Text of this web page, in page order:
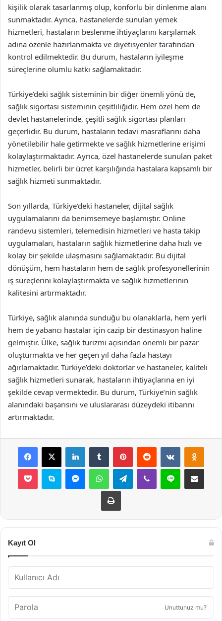
kişilik olarak tasarlanmış olup, konforlu bir dinlenme alanı
sunmaktadır. Ayrıca, hastanelerde sunulan yemek
hizmetleri, hastaların beslenme ihtiyaçlarını karşılamak
adına özenle hazırlanmakta ve diyetisyenler tarafından
kontrol edilmektedir. Bu durum, hastaların iyileşme
süreçlerine olumlu katkı sağlamaktadır.
Türkiye’deki sağlık sisteminin bir diğer önemli yönü de,
sağlık sigortası sisteminin çeşitliliğidir. Hem özel hem de
devlet hastanelerinde, çeşitli sağlık sigortası planları
geçerlidir. Bu durum, hastaların tedavi masraflarını daha
yönetilebilir hale getirmekte ve sağlık hizmetlerine erişimi
kolaylaştırmaktadır. Ayrıca, özel hastanelerde sunulan paket
hizmetler, belirli bir ücret karşılığında hastalara kapsamlı bir
sağlık hizmeti sunmaktadır.
Son yıllarda, Türkiye’deki hastaneler, dijital sağlık
uygulamalarını da benimsemeye başlamıştır. Online
randevu sistemleri, telemedisin hizmetleri ve hasta takip
uygulamaları, hastaların sağlık hizmetlerine daha hızlı ve
kolay bir şekilde ulaşmasını sağlamaktadır. Bu dijital
dönüşüm, hem hastaların hem de sağlık profesyonellerinin
iş süreçlerini kolaylaştırmakta ve sağlık hizmetlerinin
kalitesini artırmaktadır.
Türkiye, sağlık alanında sunduğu bu olanaklarla, hem yerli
hem de yabancı hastalar için cazip bir destinasyon haline
gelmiştir. Ülke, sağlık turizmi açısından önemli bir pazar
oluşturmakta ve her geçen yıl daha fazla hastayı
ağırlamaktadır. Türkiye’deki doktorlar ve hastaneler, kaliteli
sağlık hizmetleri sunarak, hastaların ihtiyaçlarına en iyi
şekilde cevap vermektedir. Bu durum, Türkiye’nin sağlık
alanındaki başarısını ve uluslararası düzeydeki itibarını
artırmaktadır.
Facebook
X LinkedInTumblr PinterestReddit VKontakte
Pocket Skype MessengerWhatsAppTelegramViber Line E-Posta ile
Yazdır
Kayıt Ol
Unuttunuz mu?